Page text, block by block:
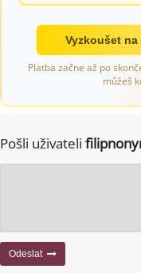
Vyzkoušet na
Platba začne až po
můžeš
Pošli uživateli
Odeslat